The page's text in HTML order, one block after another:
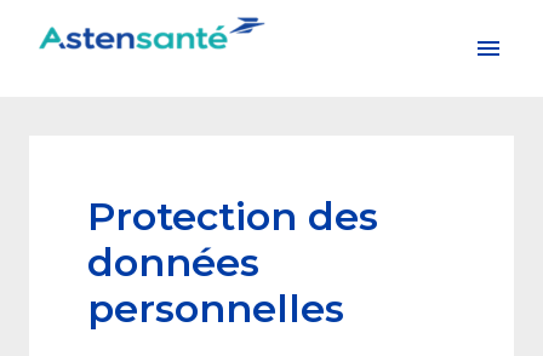
Protection des
données
personnelles